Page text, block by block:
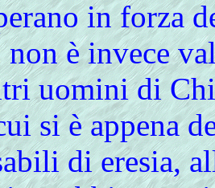
in forza
è invece
uomini di
si è appena
di eresia,